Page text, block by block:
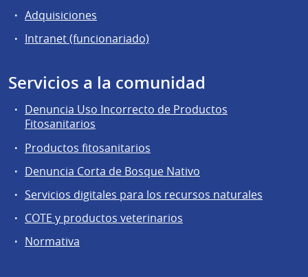
Adquisiciones
Intranet (funcionariado)
Servicios a la comunidad
Denuncia Uso Incorrecto de Productos
Fitosanitarios
Productos fitosanitarios
Denuncia Corta de Bosque Nativo
Servicios digitales para los recursos naturales
COTE y productos veterinarios
Normativa